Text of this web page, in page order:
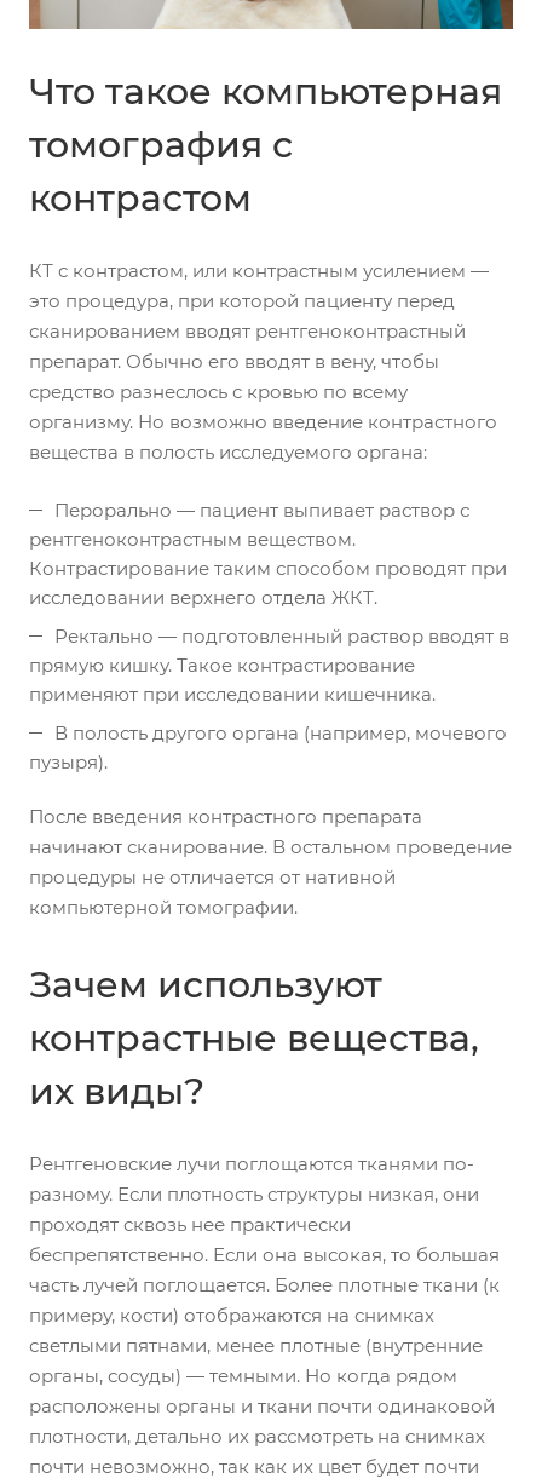
Что такое компьютерная
томография с
контрастом
КТ с контрастом, или контрастным усилением —
это процедура, при которой пациенту перед
сканированием вводят рентгеноконтрастный
препарат. Обычно его вводят в вену, чтобы
средство разнеслось с кровью по всему
организму. Но возможно введение контрастного
вещества в полость исследуемого органа:
Перорально — пациент выпивает раствор с
рентгеноконтрастным веществом.
Контрастирование таким способом проводят при
исследовании верхнего отдела ЖКТ.
Ректально — подготовленный раствор вводят в
прямую кишку. Такое контрастирование
применяют при исследовании кишечника.
В полость другого органа (например, мочевого
пузыря).
После введения контрастного препарата
начинают сканирование. В остальном проведение
процедуры не отличается от нативной
компьютерной томографии.
Зачем используют
контрастные вещества,
их виды?
Рентгеновские лучи поглощаются тканями по-
разному. Если плотность структуры низкая, они
проходят сквозь нее практически
беспрепятственно. Если она высокая, то большая
часть лучей поглощается. Более плотные ткани (к
примеру, кости) отображаются на снимках
светлыми пятнами, менее плотные (внутренние
органы, сосуды) — темными. Но когда рядом
расположены органы и ткани почти одинаковой
плотности, детально их рассмотреть на снимках
почти невозможно, так как их цвет будет почти